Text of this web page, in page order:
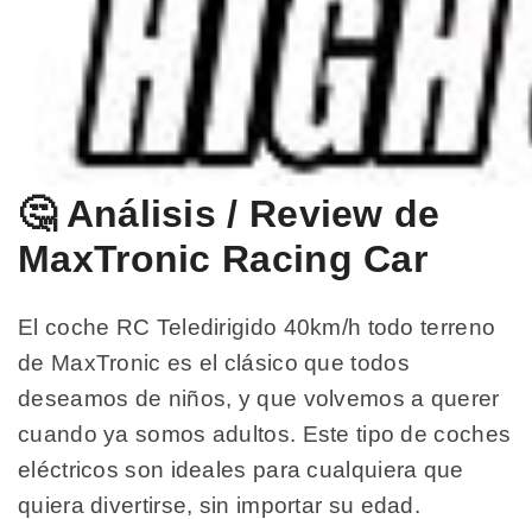
🤔 Análisis / Review de
MaxTronic Racing Car
El coche RC Teledirigido 40km/h todo terreno
de MaxTronic es el clásico que todos
deseamos de niños, y que volvemos a querer
cuando ya somos adultos. Este tipo de coches
eléctricos son ideales para cualquiera que
quiera divertirse, sin importar su edad.